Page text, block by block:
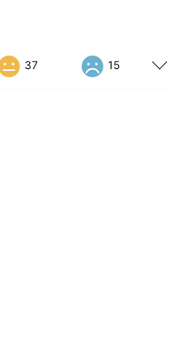
37 15